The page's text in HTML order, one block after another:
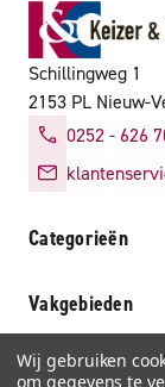
Schillingweg 1
2153 PL Nieuw-
0252 - 626
Categorieën
Vakgebieden
Service & info
Wij gebruiken
om gegevens te